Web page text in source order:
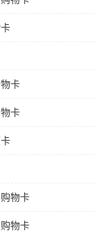
卡
卡
物卡
物卡